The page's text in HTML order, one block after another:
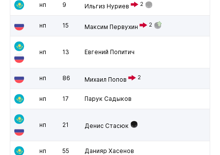
нп 9 Ильгиз Нуриев 2
нп 15 Максим Первухин 2
нп 13 Евгений Попитич
нп 86 Михаил Попов 2
нп 17 Парук Садыков
нп 21 Денис Стасюк
нп 55 Данияр Хасенов